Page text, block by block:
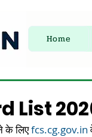
Home
के लिए fcs.cg.gov.in